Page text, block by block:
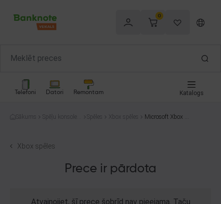
0
Telefoni Datori Remontam Katalogs
Sākums
Spēļu konsoles
Spēles Xbox spēles
Microsoft Xbox O
Xbox spēles
Prece ir pārdota
Atvainojiet, šī prece šobrīd nav pieejama. Taču